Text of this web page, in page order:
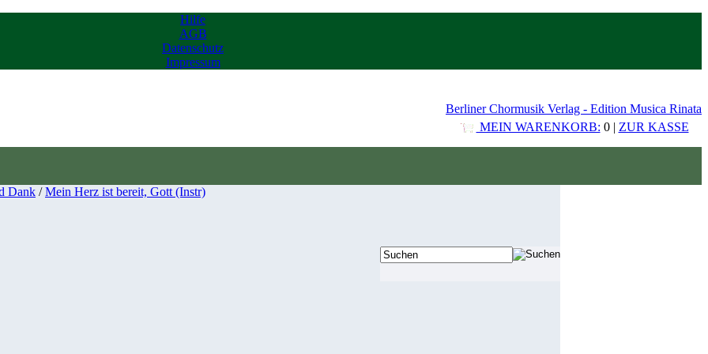
Hilfe
AGB
Datenschutz
Impressum
Berliner Chormusik Verlag - Edition Musica Rinata
MEIN WARENKORB: 0 | ZUR KASSE
Dank /Mein Herz ist bereit, Gott (Instr)